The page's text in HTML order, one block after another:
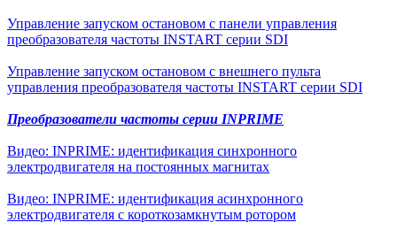
Управление запуском остановом с панели управления
преобразователя частоты INSTART серии SDI
Управление запуском остановом с внешнего пульта
управления преобразователя частоты INSTART серии SDI
Преобразователи частоты серии INPRIME
Видео: INPRIME: идентификация синхронного
электродвигателя на постоянных магнитах
Видео: INPRIME: идентификация асинхронного
электродвигателя с короткозамкнутым ротором